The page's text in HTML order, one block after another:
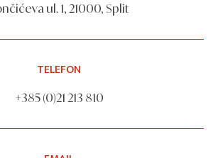
ul. 1, 21000, Split
TELEFON
+385 (0)21 213 810